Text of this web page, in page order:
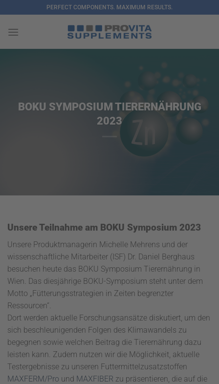
Inhalt
springen
PERFECT COMPONENTS. MAXIMUM RESULTS.
BOKU SYMPOSIUM TIERERNÄHRUNG
2023
Unsere Teilnahme am BOKU Symposium 2023
Unsere Produktmanagerin Michelle Mehrens und der
wissenschaftliche Mitarbeiter (ISF) Dr. Daniel Berghaus
besuchen heute das BOKU Symposium Tierernährung in
Wien. Das diesjährige BOKU-Symposium steht unter dem
Motto „Fütterungsstrategien in Zeiten begrenzter
Ressourcen“.
Dort werden aktuelle Forschungsansätze diskutiert, um den
sich beschleunigenden Folgen des Klimawandels zu
begegnen sowie welchen Beitrag die Tierernährung dazu
leisten kann. Zudem nutzen wir die Möglichkeit, aktuelle
Testergebnisse zu unseren Futtermittelzusatzstoffen
MAXFERM/Pro und MAXFIBER zu präsentieren, die auf die